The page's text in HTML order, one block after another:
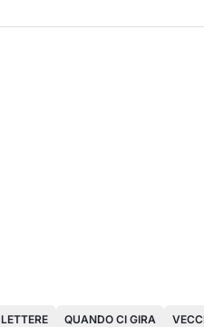
LETTERE QUANDO CI GIRA